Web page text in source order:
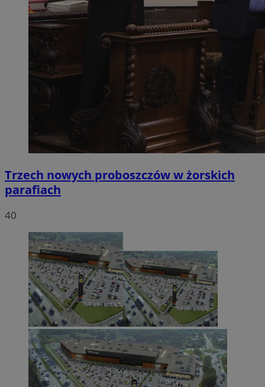
Trzech nowych proboszczów w żorskich
parafiach
40